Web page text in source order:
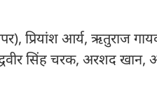
प्रियांश आर्य, ऋतुराज
सिंह चरक, अरशद